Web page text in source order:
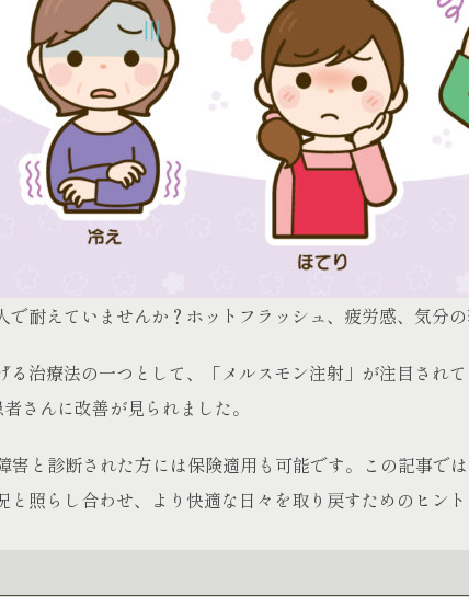
耐えていませんか？ホットフラッシュ、疲労感、気分
る治療法の一つとして、「メルスモン注射」が注目され
さんに改善が見られました。
害と診断された方には保険適用も可能です。この記事
照らし合わせ、より快適な日々を取り戻すためのヒント